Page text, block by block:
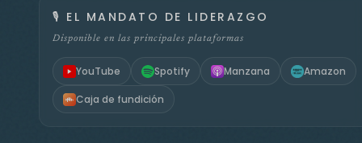
🎙️ EL MANDATO DE LIDERAZGO
Disponible en las principales plataformas
YouTube Spotify Manzana Amazon
Caja de fundición